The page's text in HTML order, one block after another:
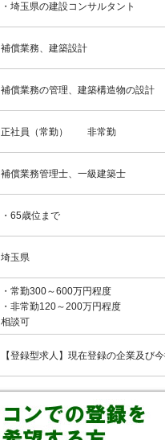
・埼玉県の建設コンサルタント
補償業務、建築設計
補償業務の管理、建築構造物の設計
正社員（常勤） 非常勤
補償業務管理士、一級建築士
・65歳位まで
埼玉県
・常勤300～600万円程度
・非常勤120～200万円程度
相談可
【登録型求人】現在登録の企業及び